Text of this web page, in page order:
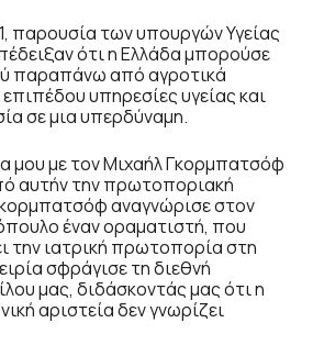
παρουσία των υπουργών Υγείας
ότι η Ελλάδα μπορούσε
παραπάνω από αγροτικά
υπηρεσίες υγείας και
σε μια υπερδύναμη.
μου με τον Μιχαήλ Γκορμπατσόφ
αυτήν την πρωτοποριακή
αναγνώρισε στον
έναν οραματιστή, που
την ιατρική πρωτοπορία στη
σφράγισε τη διεθνή
μας, διδάσκοντάς μας ότι η
αριστεία δεν γνωρίζει